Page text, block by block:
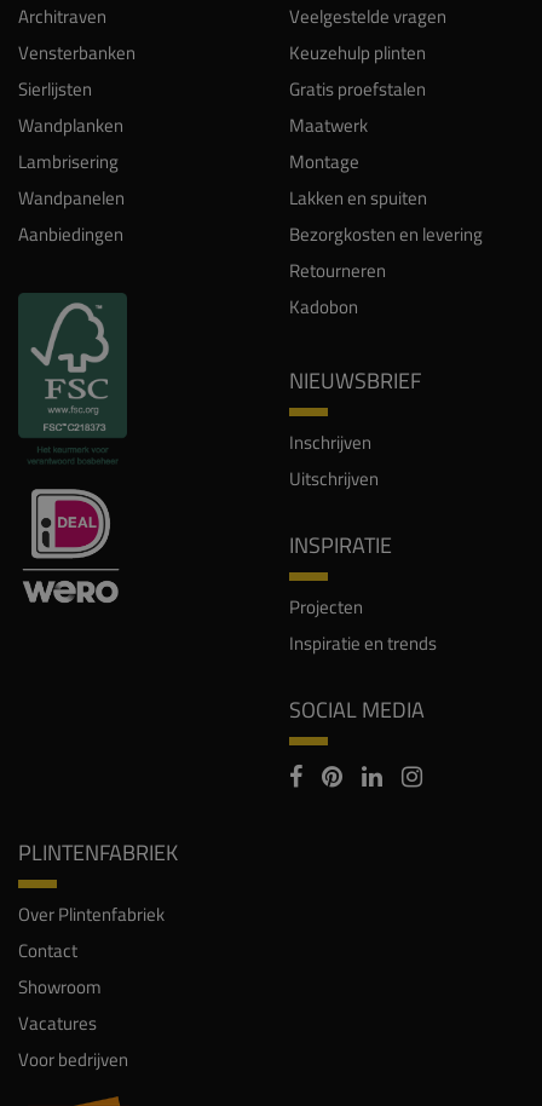
Architraven
Vensterbanken
Sierlijsten
Wandplanken
Lambrisering
Wandpanelen
Aanbiedingen
Veelgestelde vragen
Keuzehulp plinten
Gratis proefstalen
Maatwerk
Montage
Lakken en spuiten
Bezorgkosten en levering
Retourneren
Kadobon
NIEUWSBRIEF
Inschrijven
Uitschrijven
INSPIRATIE
Projecten
Inspiratie en trends
SOCIAL MEDIA
PLINTENFABRIEK
Over Plintenfabriek
Contact
Showroom
Vacatures
Voor bedrijven